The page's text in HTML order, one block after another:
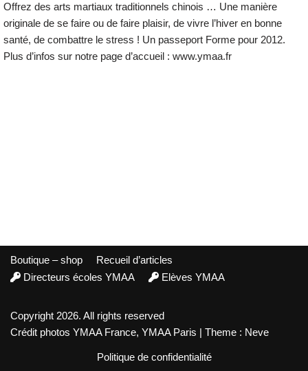
Offrez des arts martiaux traditionnels chinois … Une manière
originale de se faire ou de faire plaisir, de vivre l’hiver en bonne
santé, de combattre le stress ! Un passeport Forme pour 2012.
Plus d’infos sur notre page d’accueil : www.ymaa.fr
Boutique – shop
Recueil d’articles
Directeurs écoles YMAA
Elèves YMAA
Copyright 2026. All rights reserved
Crédit photos YMAA France, YMAA Paris | Theme : Neve
Politique de confidentialité